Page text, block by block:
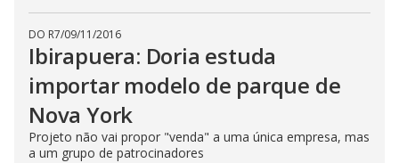
DO R7/09/11/2016
Ibirapuera: Doria estuda
importar modelo de parque de
Nova York
Projeto não vai propor "venda" a uma única empresa, mas
a um grupo de patrocinadores